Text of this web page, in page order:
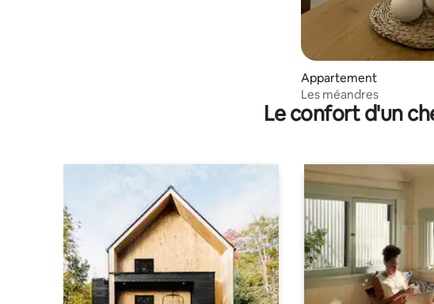
Appartement
Les méandres
Le confort d'un